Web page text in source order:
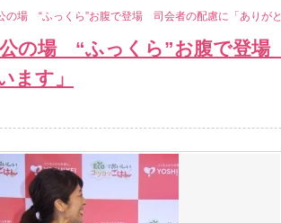
の場 “ふっくら”お腹で登場 司会者の配慮に「ありが
公の場 “ふっくら”お腹で登
ます」